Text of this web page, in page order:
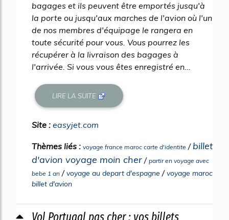
bagages et ils peuvent être emportés jusqu'à
la porte ou jusqu'aux marches de l'avion où l'un
de nos membres d'équipage le rangera en
toute sécurité pour vous. Vous pourrez les
récupérer à la livraison des bagages à
l'arrivée. Si vous vous êtes enregistré en...
LIRE LA SUITE
Site : easyjet.com
Thèmes liés : voyage france maroc carte d'identite / billet
d'avion voyage moin cher / partir en voyage avec
bebe 1 an /voyage au depart d'espagne /voyage maroc
billet d'avion
Vol Portugal pas cher : vos billets